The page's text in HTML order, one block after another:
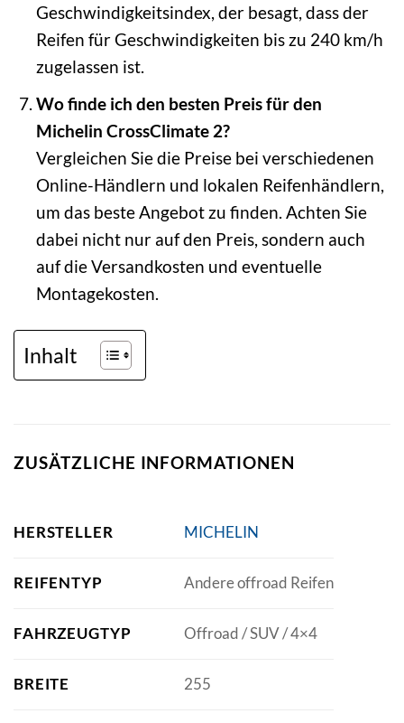
Geschwindigkeitsindex, der besagt, dass der
Reifen für Geschwindigkeiten bis zu 240 km/h
zugelassen ist.
Wo finde ich den besten Preis für den
Michelin CrossClimate 2?
Vergleichen Sie die Preise bei verschiedenen
Online-Händlern und lokalen Reifenhändlern,
um das beste Angebot zu finden. Achten Sie
dabei nicht nur auf den Preis, sondern auch
auf die Versandkosten und eventuelle
Montagekosten.
Inhalt
ZUSÄTZLICHE INFORMATIONEN
HERSTELLER MICHELIN
REIFENTYP Andere offroad Reifen
FAHRZEUGTYP Offroad / SUV / 4×4
BREITE 255